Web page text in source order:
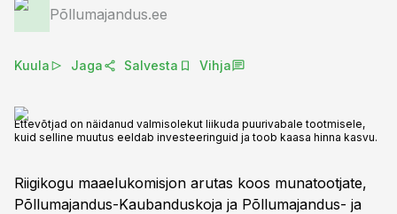
Põllumajandus.ee
Kuula Jaga Salvesta Vihja
Ettevõtjad on näidanud valmisolekut liikuda puurivabale tootmisele,
kuid selline muutus eeldab investeeringuid ja toob kaasa hinna kasvu.
Riigikogu maaelukomisjon arutas koos munatootjate,
Põllumajandus-Kaubanduskoja ja Põllumajandus- ja